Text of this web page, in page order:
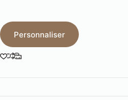
Personnaliser